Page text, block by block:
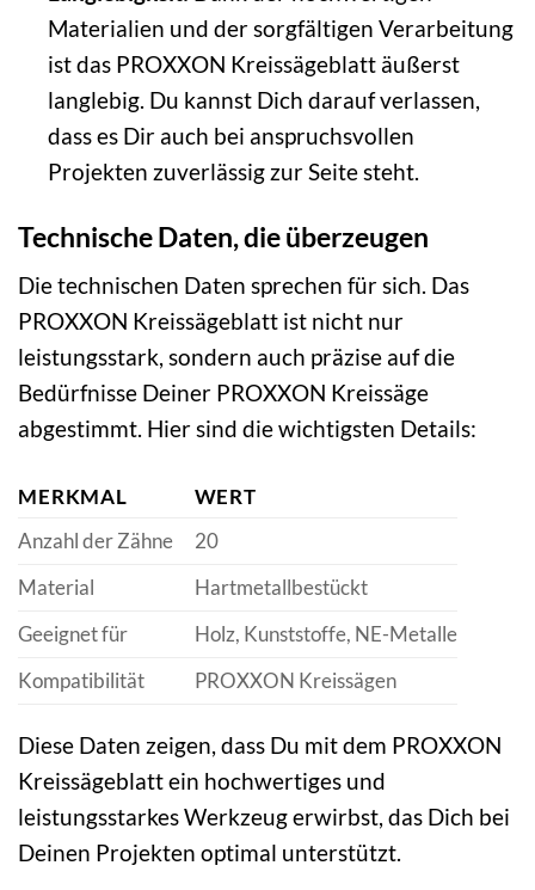
Materialien und der sorgfältigen Verarbeitung
ist das PROXXON Kreissägeblatt äußerst
langlebig. Du kannst Dich darauf verlassen,
dass es Dir auch bei anspruchsvollen
Projekten zuverlässig zur Seite steht.
Technische Daten, die überzeugen
Die technischen Daten sprechen für sich. Das
PROXXON Kreissägeblatt ist nicht nur
leistungsstark, sondern auch präzise auf die
Bedürfnisse Deiner PROXXON Kreissäge
abgestimmt. Hier sind die wichtigsten Details:
MERKMAL
WERT
Anzahl der Zähne
20
Material
Hartmetallbestückt
Geeignet für
Holz, Kunststoffe, NE-Metalle
Kompatibilität
PROXXON Kreissägen
Diese Daten zeigen, dass Du mit dem PROXXON
Kreissägeblatt ein hochwertiges und
leistungsstarkes Werkzeug erwirbst, das Dich bei
Deinen Projekten optimal unterstützt.